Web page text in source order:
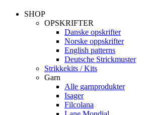
SHOP
OPSKRIFTER
Danske opskrifter
Norske oppskrifter
English patterns
Deutsche Strickmuster
Strikkekits / Kits
Garn
Alle garnprodukter
Isager
Filcolana